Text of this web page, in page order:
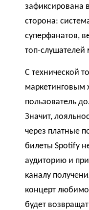
зафиксирована
сторона:
суперфанатов,
топ-слушателей
С технической
маркетинговым
пользователь
Значит,
через платные
билеты Spotify
аудиторию и
каналу
концерт
будет